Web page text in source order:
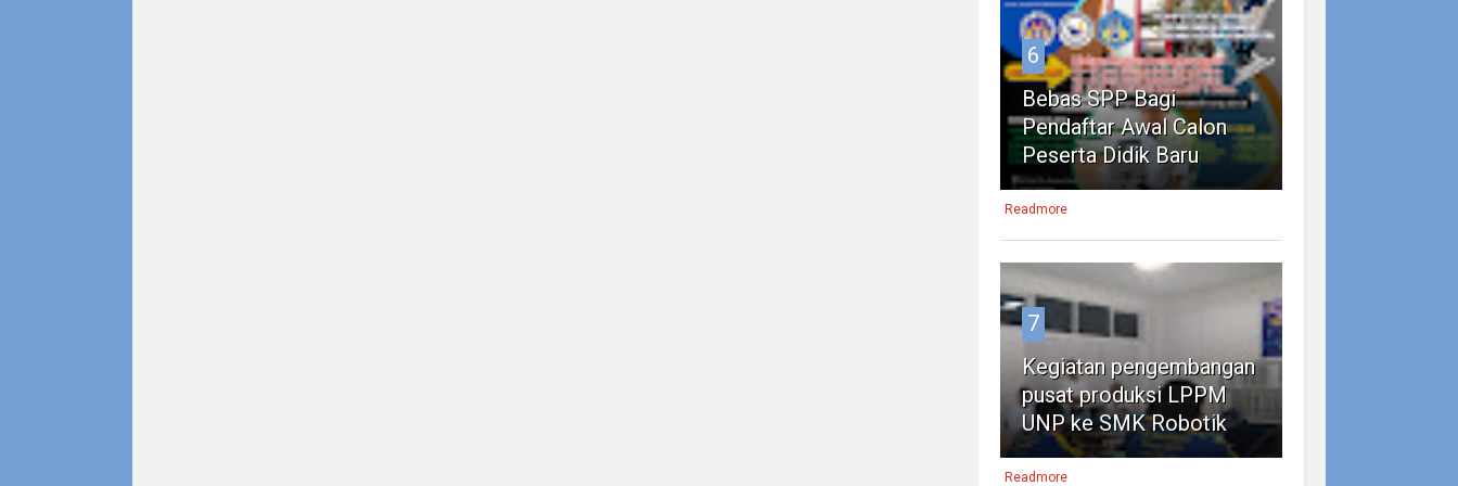
6
Bebas SPP Bagi
Pendaftar Awal Calon
Peserta Didik Baru
Readmore
7
Kegiatan pengembangan
pusat produksi LPPM
UNP ke SMK Robotik
Readmore